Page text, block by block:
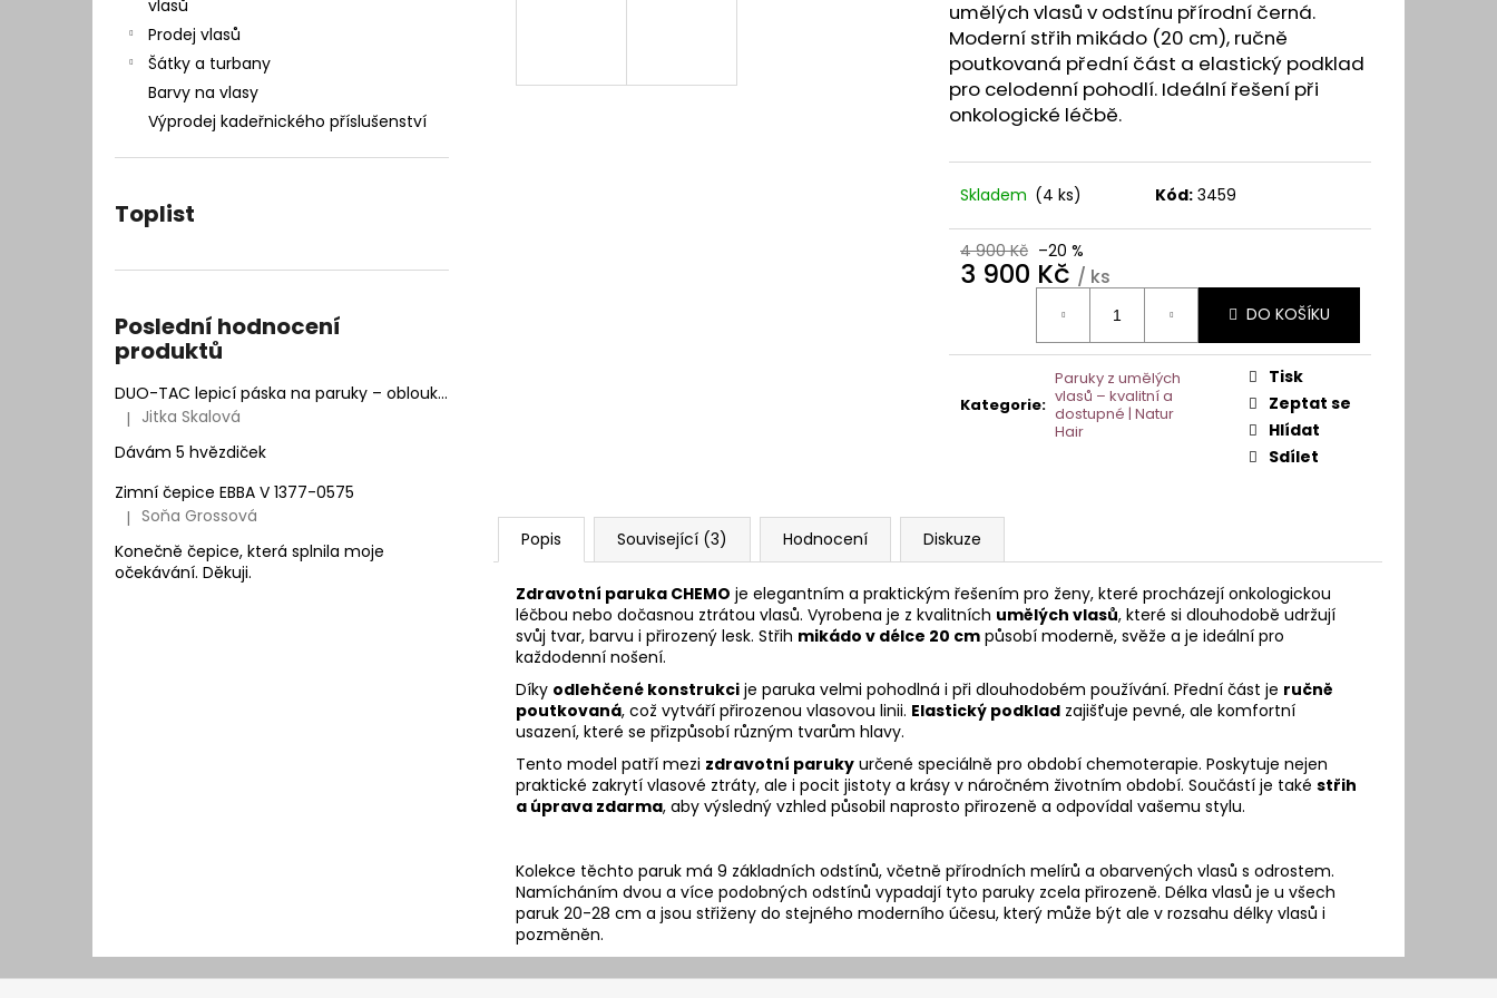
vlasů
Prodej vlasů
Šátky a turbany
Barvy na vlasy
Výprodej kadeřnického příslušenství
Toplist
Poslední hodnocení
produktů
DUO-TAC lepicí páska na paruky – oblouk | Natur Hair
Hodnocení produktu je 5 z 5 hvězdiček.
| Jitka Skalová
Dávám 5 hvězdiček
Zimní čepice EBBA V 1377-0575
Hodnocení produktu je 5 z 5 hvězdiček.
| Soňa Grossová
Konečně čepice, která splnila moje
očekávání. Děkuji.
umělých vlasů v odstínu přírodní černá.
Moderní střih mikádo (20 cm), ručně
poutkovaná přední část a elastický podklad
pro celodenní pohodlí. Ideální řešení při
onkologické léčbě.
Skladem (4 ks) Kód: 3459
4 900 Kč –20 %
3 900 Kč / ks
DO KOŠÍKU
Kategorie:
Paruky z umělých
vlasů – kvalitní a
dostupné | Natur
Hair
Tisk
Zeptat se
Hlídat
Sdílet
Popis Související (3) Hodnocení Diskuze
Zdravotní paruka CHEMO je elegantním a praktickým řešením pro ženy, které procházejí onkologickou
léčbou nebo dočasnou ztrátou vlasů. Vyrobena je z kvalitních umělých vlasů, které si dlouhodobě udržují
svůj tvar, barvu i přirozený lesk. Střih mikádo v délce 20 cm působí moderně, svěže a je ideální pro
každodenní nošení.
Díky odlehčené konstrukci je paruka velmi pohodlná i při dlouhodobém používání. Přední část je ručně
poutkovaná, což vytváří přirozenou vlasovou linii. Elastický podklad zajišťuje pevné, ale komfortní
usazení, které se přizpůsobí různým tvarům hlavy.
Tento model patří mezi zdravotní paruky určené speciálně pro období chemoterapie. Poskytuje nejen
praktické zakrytí vlasové ztráty, ale i pocit jistoty a krásy v náročném životním období. Součástí je také střih
a úprava zdarma, aby výsledný vzhled působil naprosto přirozeně a odpovídal vašemu stylu.
Kolekce těchto paruk má 9 základních odstínů, včetně přírodních melírů a obarvených vlasů s odrostem.
Namícháním dvou a více podobných odstínů vypadají tyto paruky zcela přirozeně. Délka vlasů je u všech
paruk 20-28 cm a jsou střiženy do stejného moderního účesu, který může být ale v rozsahu délky vlasů i
pozměněn.
7 400 Kč
Původně: 9 990 Kč